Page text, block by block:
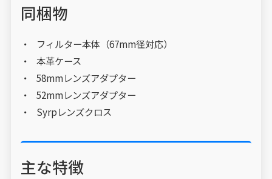
同梱物
フィルター本体（67mm径対応）
本革ケース
58mmレンズアダプター
52mmレンズアダプター
Syrpレンズクロス
主な特徴